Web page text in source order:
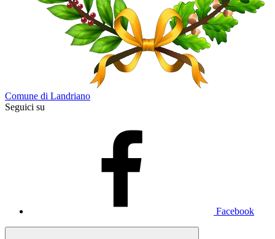
Comune di Landriano
Seguici su
Facebook